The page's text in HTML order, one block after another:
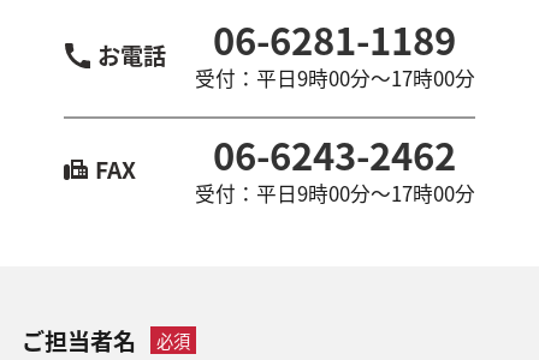
お電話 06-6281-1189
受付：平日9時00分〜17時00分
FAX 06-6243-2462
受付：平日9時00分〜17時00分
ご担当者名 必須